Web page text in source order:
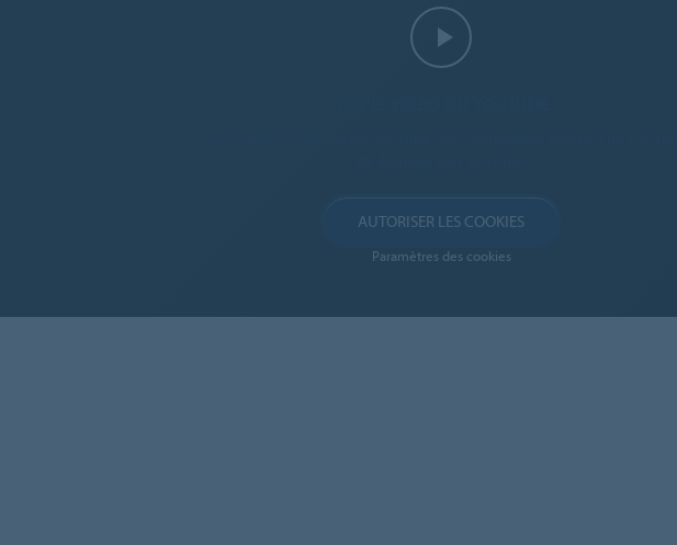
AUTORISER LES COOKIES
Paramètres des cookies